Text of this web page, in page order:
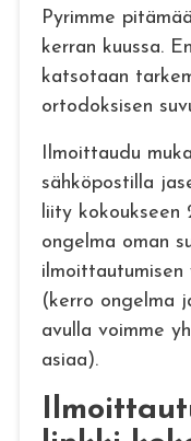
Pyrimme
kerran kuussa.
katsotaan
ortodoksisen
Ilmoittaudu
sähköpostilla
liity kokoukseen
ongelma oman
(kerro ongelma
avulla voimme
asiaa).